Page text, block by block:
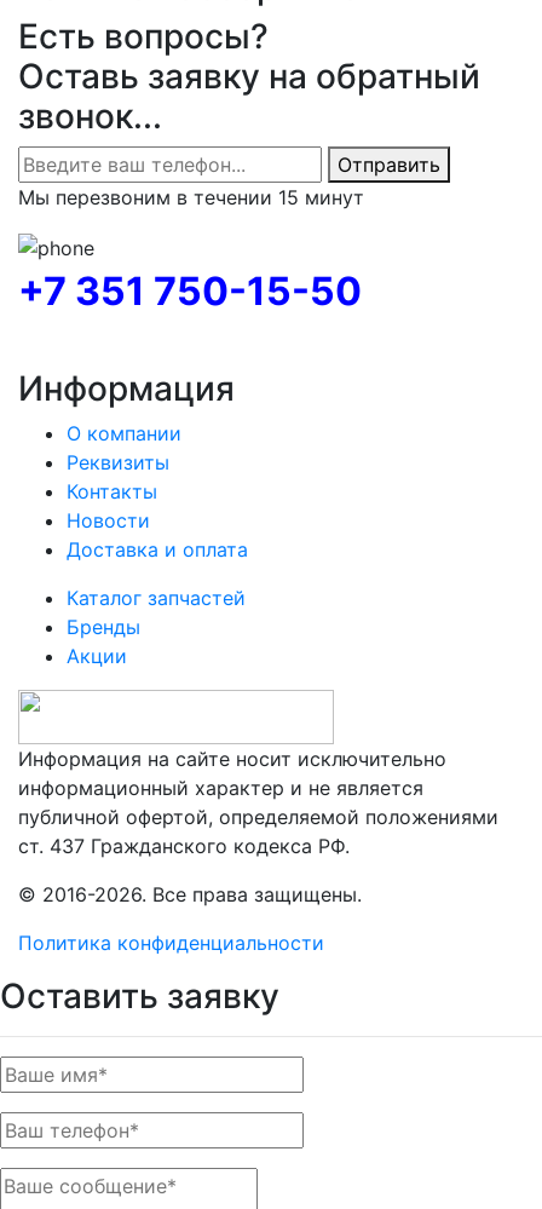
Информация на сайте носит исключительно
информационный характер и не является
публичной офертой, определяемой положениями
ст. 437 Гражданского кодекса РФ.
Есть вопросы?
Оставь заявку на обратный
звонок...
Отправить
Мы перезвоним в течении 15 минут
+7 351 750-15-50
Информация
О компании
Реквизиты
Контакты
Новости
Доставка и оплата
Каталог запчастей
Бренды
Акции
© 2016-2026. Все права защищены.
Политика конфиденциальности
Оставить заявку